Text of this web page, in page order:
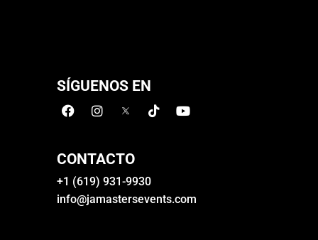
SÍGUENOS EN
CONTACTO
+1 (619) 931-9930
info@jamastersevents.com